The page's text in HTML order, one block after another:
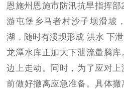
恩施州恩施市防汛抗旱指挥
游屯堡乡马者村沙子坝滑坡
湖，随时有溃坝形成 洪水 下泄
龙潭水库正加大下泄流量腾
边上走动。同时，为了应对
前做好撤离应急准备。具体